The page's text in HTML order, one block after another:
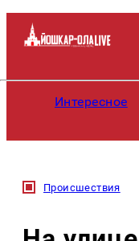
Интересное
Происшествия